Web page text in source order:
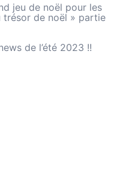
jeu de noël pour les
trésor de noël » partie
de l’été 2023 !!